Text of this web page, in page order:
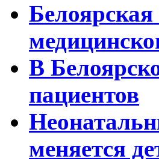
В
пациентов
меняется